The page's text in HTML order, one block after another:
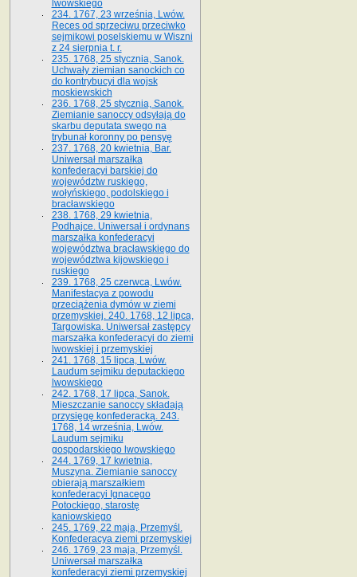
lwowskiego
234. 1767, 23 września, Lwów.
Reces od sprzeciwu przeciwko
sejmikowi poselskiemu w Wiszni
z 24 sierpnia t. r.
235. 1768, 25 stycznia, Sanok.
Uchwały ziemian sanockich co
do kontrybucyi dla wojsk
moskiewskich
236. 1768, 25 stycznia, Sanok.
Ziemianie sanoccy odsyłają do
skarbu deputata swego na
trybunał koronny po pensyę
237. 1768, 20 kwietnia, Bar.
Uniwersał marszałka
konfederacyi barskiej do
województw ruskiego,
wołyńskiego, podolskiego i
bracławskiego
238. 1768, 29 kwietnia,
Podhajce. Uniwersał i ordynans
marszałka konfederacyi
województwa bracławskiego do
wo­jewództwa kijowskiego i
ruskiego
239. 1768, 25 czerwca, Lwów.
Manifestacya z powodu
przeciążenia dymów w ziemi
przemyskiej. 240. 1768, 12 lipca,
Targowiska. Uniwersał zastępcy
marszałka konfederacyi do ziemi
lwowskiej i przemyskiej
241. 1768, 15 lipca, Lwów.
Laudum sejmiku deputackiego
lwowskiego
242. 1768, 17 lipca, Sanok.
Mieszczanie sanoccy składają
przysięgę konfederacką. 243.
1768, 14 września, Lwów.
Laudum sejmiku
gospodarskiego lwowskiego
244. 1769, 17 kwietnia,
Muszyna. Ziemianie sanoccy
obierają marszałkiem
konfederacyi Ignacego
Potockiego, starostę
kaniowskiego
245. 1769, 22 maja, Przemyśl.
Konfederacya ziemi przemyskiej
246. 1769, 23 maja, Przemyśl.
Uniwersał marszałka
konfederacyi ziemi przemyskiej